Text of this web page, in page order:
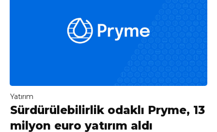
Yatırım
Sürdürülebilirlik odaklı Pryme, 13
milyon euro yatırım aldı